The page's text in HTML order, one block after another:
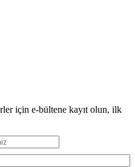
için e-bültene kayıt olun, ilk